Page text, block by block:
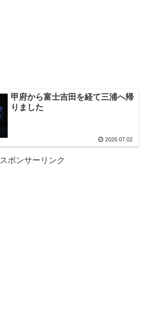
甲府から富士吉田を経て三浦へ帰
りました
2026.07.02
スポンサーリンク